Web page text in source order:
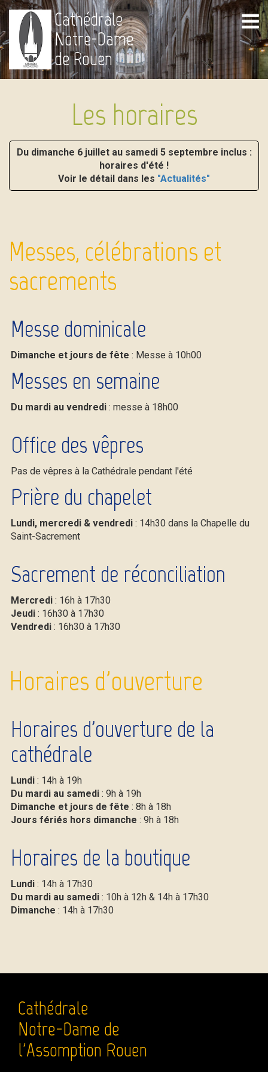
Cathédrale
Notre-Dame
de Rouen
Les horaires
Du dimanche 6 juillet au samedi 5 septembre inclus :
horaires d'été !
Voir le détail dans les "Actualités"
Messes, célébrations et
sacrements
Messe dominicale
Dimanche et jours de fête : Messe à 10h00
Messes en semaine
Du mardi au vendredi : messe à 18h00
Office des vêpres
Pas de vêpres à la Cathédrale pendant l'été
Prière du chapelet
Lundi, mercredi & vendredi : 14h30 dans la Chapelle du
Saint-Sacrement
Sacrement de réconciliation
Mercredi : 16h à 17h30
Jeudi : 16h30 à 17h30
Vendredi : 16h30 à 17h30
Horaires d'ouverture
Horaires d'ouverture de la
cathédrale
Lundi : 14h à 19h
Du mardi au samedi : 9h à 19h
Dimanche et jours de fête : 8h à 18h
Jours fériés hors dimanche : 9h à 18h
Horaires de la boutique
Lundi : 14h à 17h30
Du mardi au samedi : 10h à 12h & 14h à 17h30
Dimanche : 14h à 17h30
Cathédrale
Notre-Dame de
l'Assomption Rouen